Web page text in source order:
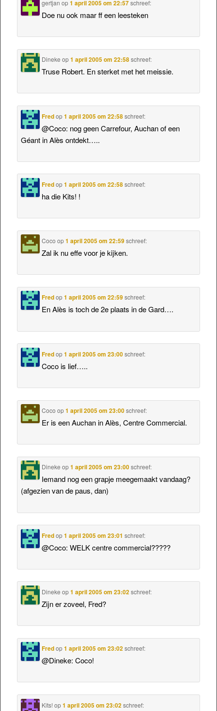
gertjan op1 april 2005 om 22:57 schreef:
Doe nu ook maar ff een leesteken
Dineke op1 april 2005 om 22:58 schreef:
Truse Robert. En sterket met het meissie.
Fredop1 april 2005 om 22:58 schreef:
@Coco: nog geen Carrefour, Auchan of een
Géant in Alès ontdekt…..
Fredop1 april 2005 om 22:58 schreef:
ha die Kits! !
Coco op1 april 2005 om 22:59 schreef:
Zal ik nu effe voor je kijken.
Fredop1 april 2005 om 22:59 schreef:
En Alès is toch de 2e plaats in de Gard….
Fredop1 april 2005 om 23:00 schreef:
Coco is lief…..
Coco op1 april 2005 om 23:00 schreef:
Er is een Auchan in Alès, Centre Commercial.
Dineke op1 april 2005 om 23:00 schreef:
Iemand nog een grapje meegemaakt vandaag?
(afgezien van de paus, dan)
Fredop1 april 2005 om 23:01 schreef:
@Coco: WELK centre commercial?????
Dineke op1 april 2005 om 23:02 schreef:
Zijn er zoveel, Fred?
Fredop1 april 2005 om 23:02 schreef:
@Dineke: Coco!
Kits! op1 april 2005 om 23:02 schreef: